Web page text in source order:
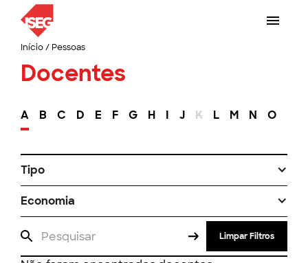
Início/ Pessoas
Docentes
A B C D E F G H I J K L M N O
Tipo
Economia
Limpar Filtros